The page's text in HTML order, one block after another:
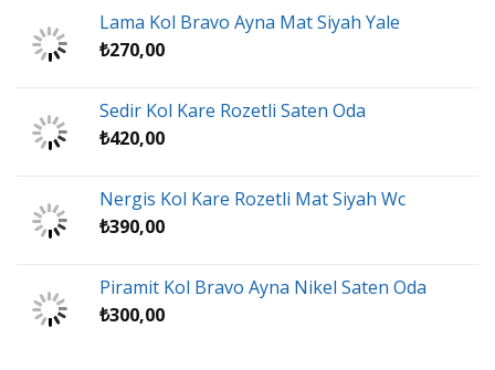
Lama Kol Bravo Ayna Mat Siyah Yale
₺270,00
Sedir Kol Kare Rozetli Saten Oda
₺420,00
Nergis Kol Kare Rozetli Mat Siyah Wc
₺390,00
Piramit Kol Bravo Ayna Nikel Saten Oda
₺300,00